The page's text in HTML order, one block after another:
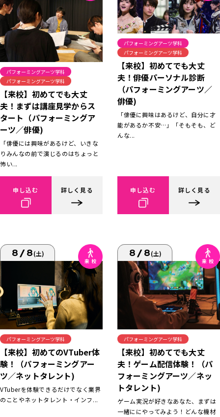
パフォーミングアーツ学科
パフォーミングアーツ学科
【来校】初めてでも大丈
夫！まずは講座見学からス
タート（パフォーミングア
ーツ／俳優)
「俳優には興味があるけど、いきな
りみんなの前で演じるのはちょっと
怖い...
申し込む 詳しく見る
パフォーミングアーツ学科
パフォーミングアーツ学科
【来校】初めてでも大丈
夫！俳優パーソナル診断
（パフォーミングアーツ／
俳優)
「俳優に興味はあるけど、自分に才
能があるか不安…」「そもそも、ど
んな...
申し込む 詳しく見る
8/8(土)
パフォーミングアーツ学科
【来校】初めてのVTuber体
験！（パフォーミングアー
ツ／ネットタレント)
VTuberを体験できるだけでなく業界
のことやネットタレント・インフ...
8/8(土)
パフォーミングアーツ学科
【来校】初めてでも大丈
夫！ゲーム配信体験！（パ
フォーミングアーツ／ネッ
トタレント)
ゲーム実況が好きなあなた、まずは
一緒ににやってみよう！どんな機材